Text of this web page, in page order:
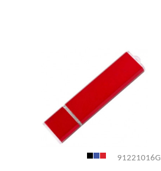
91221016G